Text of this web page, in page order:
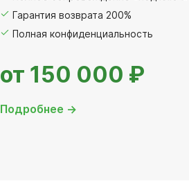
Гарантия возврата 200%
Полная конфиденциальность
от 150 000 ₽
Подробнее →